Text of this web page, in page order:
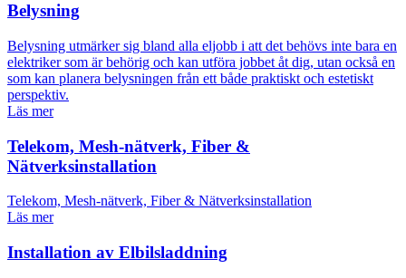
Belysning
Belysning utmärker sig bland alla eljobb i att det behövs inte bara en
elektriker som är behörig och kan utföra jobbet åt dig, utan också en
som kan planera belysningen från ett både praktiskt och estetiskt
perspektiv.
Läs mer
Telekom, Mesh-nätverk, Fiber &
Nätverksinstallation
Telekom, Mesh-nätverk, Fiber & Nätverksinstallation
Läs mer
Installation av Elbilsladdning